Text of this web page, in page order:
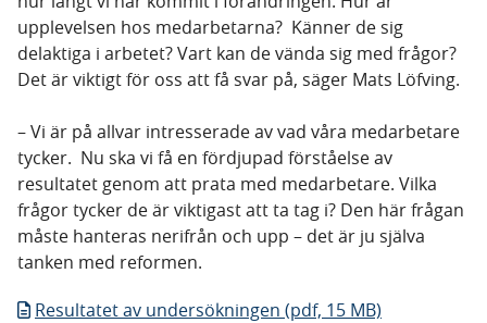
upplevelsen hos medarbetarna? Känner de sig
delaktiga i arbetet? Vart kan de vända sig med frågor?
Det är viktigt för oss att få svar på, säger Mats Löfving.
– Vi är på allvar intresserade av vad våra medarbetare
tycker. Nu ska vi få en fördjupad förståelse av
resultatet genom att prata med medarbetare. Vilka
frågor tycker de är viktigast att ta tag i? Den här frågan
måste hanteras nerifrån och upp – det är ju själva
tanken med reformen.
Resultatet av undersökningen (pdf, 15 MB)